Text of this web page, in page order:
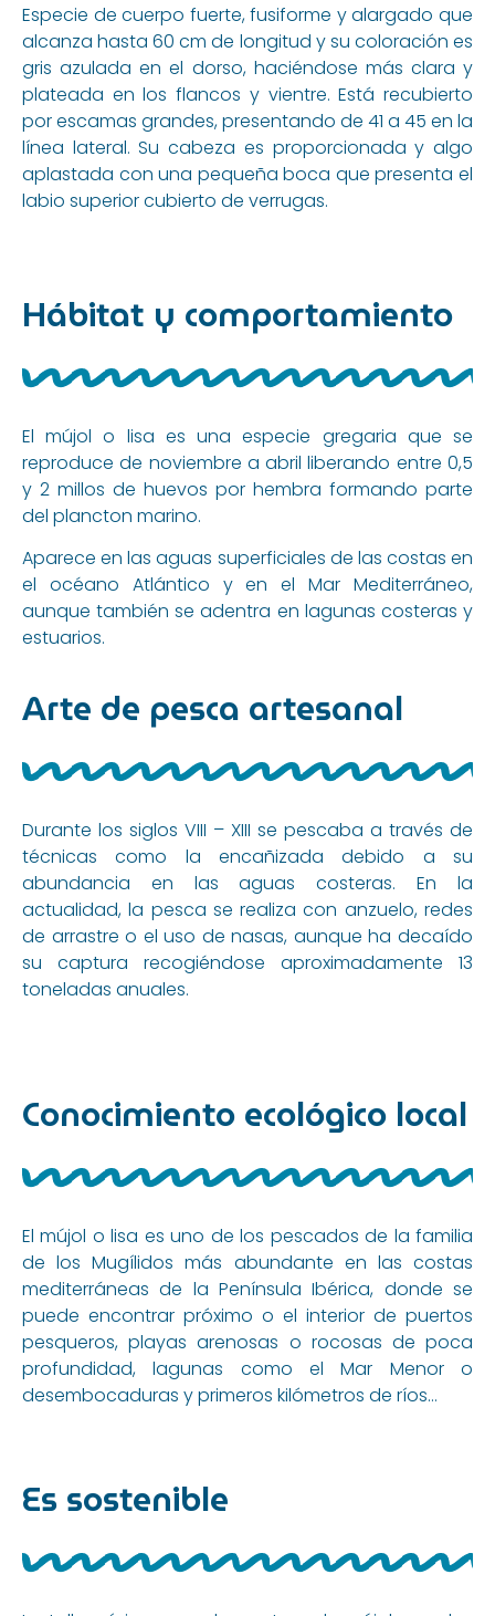
Especie de cuerpo fuerte, fusiforme y alargado que
alcanza hasta 60 cm de longitud y su coloración es
gris azulada en el dorso, haciéndose más clara y
plateada en los flancos y vientre. Está recubierto
por escamas grandes, presentando de 41 a 45 en la
línea lateral. Su cabeza es proporcionada y algo
aplastada con una pequeña boca que presenta el
labio superior cubierto de verrugas.
Hábitat y comportamiento
El mújol o lisa es una especie gregaria que se
reproduce de noviembre a abril liberando entre 0,5
y 2 millos de huevos por hembra formando parte
del plancton marino.
Aparece en las aguas superficiales de las costas en
el océano Atlántico y en el Mar Mediterráneo,
aunque también se adentra en lagunas costeras y
estuarios.
Arte de pesca artesanal
Durante los siglos VIII – XIII se pescaba a través de
técnicas como la encañizada debido a su
abundancia en las aguas costeras. En la
actualidad, la pesca se realiza con anzuelo, redes
de arrastre o el uso de nasas, aunque ha decaído
su captura recogiéndose aproximadamente 13
toneladas anuales.
Conocimiento ecológico local
El mújol o lisa es uno de los pescados de la familia
de los Mugílidos más abundante en las costas
mediterráneas de la Península Ibérica, donde se
puede encontrar próximo o el interior de puertos
pesqueros, playas arenosas o rocosas de poca
profundidad, lagunas como el Mar Menor o
desembocaduras y primeros kilómetros de ríos…
Es sostenible